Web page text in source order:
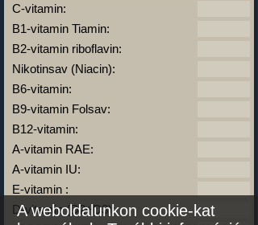
C-vitamin:
B1-vitamin Tiamin:
B2-vitamin riboflavin:
Nikotinsav (Niacin):
B6-vitamin:
B9-vitamin Folsav:
B12-vitamin:
A-vitamin RAE:
A-vitamin IU:
E-vitamin :
D-vitamin (D2+D3):
A weboldalunkon cookie-kat